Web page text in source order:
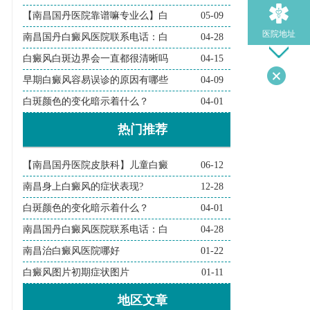
【南昌国丹医院靠谱嘛专业么】白 05-09
南昌国丹白癜风医院联系电话：白 04-28
白癜风白斑边界会一直都很清晰吗 04-15
早期白癜风容易误诊的原因有哪些 04-09
白斑颜色的变化暗示着什么？ 04-01
热门推荐
【南昌国丹医院皮肤科】儿童白癜 06-12
南昌身上白癜风的症状表现? 12-28
白斑颜色的变化暗示着什么？ 04-01
南昌国丹白癜风医院联系电话：白 04-28
南昌治白癜风医院哪好 01-22
白癜风图片初期症状图片 01-11
地区文章
医院地址
导医问诊